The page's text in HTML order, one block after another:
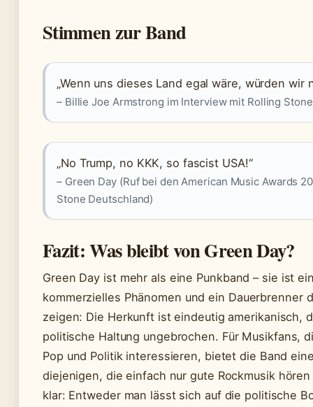
Stimmen zur Band
„Wenn uns dieses Land egal wäre, würden wir
– Billie Joe Armstrong im Interview mit Rolling
„No Trump, no KKK, so fascist USA!“
– Green Day (Ruf bei den American Music Awards
Stone Deutschland)
Fazit: Was bleibt von Green Day?
Green Day ist mehr als eine Punkband – sie ist
kommerzielles Phänomen und ein Dauerbrenner
zeigen: Die Herkunft ist eindeutig amerikanisch,
politische Haltung ungebrochen. Für Musikfans,
Pop und Politik interessieren, bietet die Band
diejenigen, die einfach nur gute Rockmusik
klar: Entweder man lässt sich auf die politische